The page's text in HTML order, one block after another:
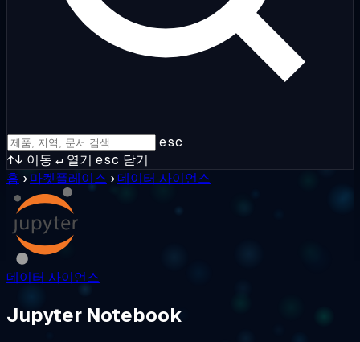
esc
↑↓ 이동 ↵ 열기 esc 닫기
홈 › 마켓플레이스 ›데이터 사이언스
데이터 사이언스
Jupyter Notebook